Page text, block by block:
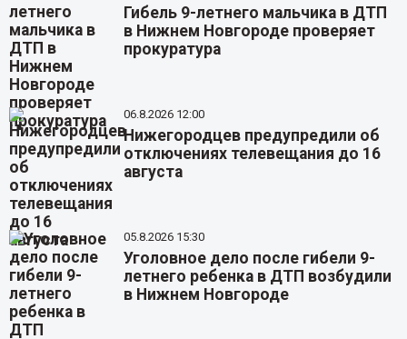
Гибель 9-летнего мальчика в ДТП
в Нижнем Новгороде проверяет
прокуратура
06.8.2026 12:00
Нижегородцев предупредили об
отключениях телевещания до 16
августа
05.8.2026 15:30
Уголовное дело после гибели 9-
летнего ребенка в ДТП возбудили
в Нижнем Новгороде